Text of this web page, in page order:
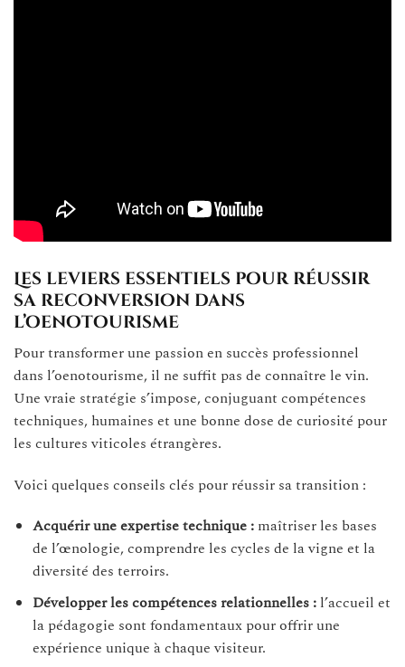
Les leviers essentiels pour réussir
sa reconversion dans
l’oenotourisme
Pour transformer une passion en succès professionnel
dans l’oenotourisme, il ne suffit pas de connaître le vin.
Une vraie stratégie s’impose, conjuguant compétences
techniques, humaines et une bonne dose de curiosité pour
les cultures viticoles étrangères.
Voici quelques conseils clés pour réussir sa transition :
Acquérir une expertise technique :maîtriser les bases
de l’œnologie, comprendre les cycles de la vigne et la
diversité des terroirs.
Développer les compétences relationnelles :l’accueil et
la pédagogie sont fondamentaux pour offrir une
expérience unique à chaque visiteur.